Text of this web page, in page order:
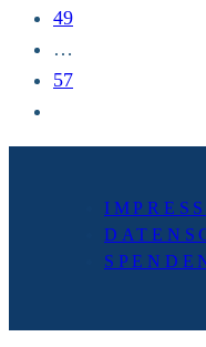
49
…
57
nächsten